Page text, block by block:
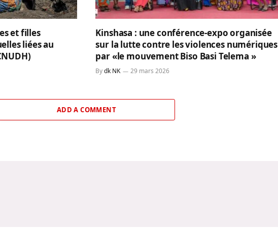
et filles
liées au
Kinshasa : une conférence-expo organisée
sur la lutte contre les violences numériques
par «le mouvement Biso Basi Telema »
By dk NK 29 mars 2026
ADD A COMMENT